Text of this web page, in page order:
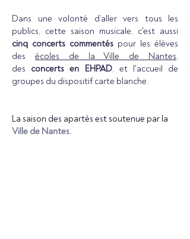
Dans une volonté d’aller vers tous les
publics, cette saison musicale, c'est aussi
cinq concerts commentés pour les élèves
des écoles de laVille de Nantes,
des concerts en EHPAD, et l'accueil de
groupes du dispositif carte blanche.
La saison des apartés est soutenue par la
Ville de Nantes.